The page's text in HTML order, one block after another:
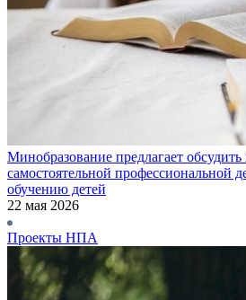
Минобразование предлагает
самостоятельной профессиональной
обучению детей
22 мая 2026
Проекты НПА